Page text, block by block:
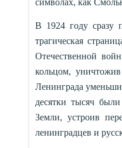
символах, как
В 1924 году сразу
трагическая
Отечественной
кольцом,
Ленинграда
десятки тысяч
Земли, устроив
ленинградцев и